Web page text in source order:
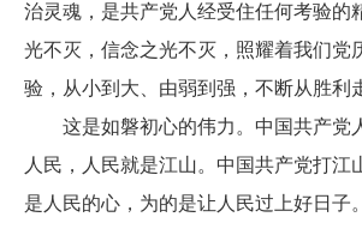
治灵魂，是共产党人经受住任何考验的
光不灭，信念之光不灭，照耀着我们党
验，从小到大、由弱到强，不断从胜利
这是如磐初心的伟力。中国共产党
人民，人民就是江山。中国共产党打江
是人民的心，为的是让人民过上好日子